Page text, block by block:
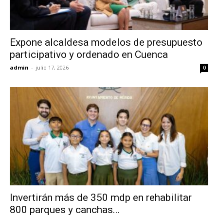
Expone alcaldesa modelos de presupuesto
participativo y ordenado en Cuenca
admin - julio 17, 2026 0
Invertirán más de 350 mdp en rehabilitar
800 parques y canchas...